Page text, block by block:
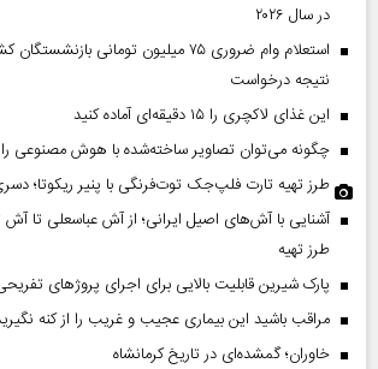
در سال ۲۰۲۶
استعلام وام ضروری ۷۵ میلیون تومانی
نتیجه درخواست
این غذای لاکچری را ۱۵ دقیقه‌ای آماده کنید
چگونه می‌توان تصاویر ساخته‌شده با هوش مصنوعی
طرز تهیه تارت فلپ‌جک توت‌فرنگی با پنیر ریکوتا؛
آشنایی با آش‌های اصیل ایرانی؛ از آش عباسعلی تا
طرز تهیه
پارک شیرین قابلیت‌ بالایی برای اجرای پروژهای
مراقب باشید این بیماری عجیب و غریب را از کنه
خاوران؛ گمشده‌ای در تاریخ کرمانشاه